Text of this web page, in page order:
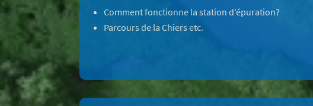
Comment fonctionne la station d’épuration?
Parcours de la Chiers etc.